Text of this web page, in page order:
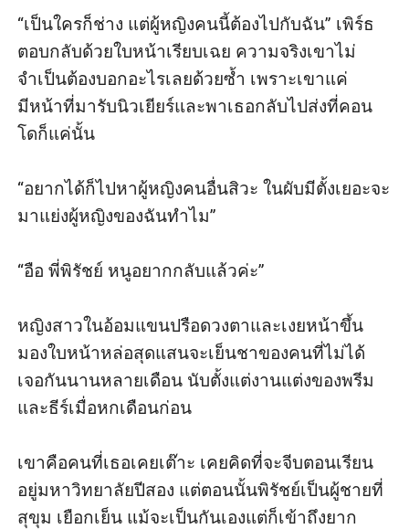
“เป็นใครก็ช่าง แต่ผู้หญิงคนนี้ต้องไปกับฉัน” เพิร์ธ
ตอบกลับด้วยใบหน้าเรียบเฉย ความจริงเขาไม่
จำเป็นต้องบอกอะไรเลยด้วยซ้ำ เพราะเขาแค่
มีหน้าที่มารับนิวเยียร์และพาเธอกลับไปส่งที่คอน
โดก็แค่นั้น
“อยากได้ก็ไปหาผู้หญิงคนอื่นสิวะ ในผับมีตั้งเยอะจะ
มาแย่งผู้หญิงของฉันทำไม”
“อือ พี่พิรัชย์ หนูอยากกลับแล้วค่ะ”
หญิงสาวในอ้อมแขนปรือดวงตาและเงยหน้าขึ้น
มองใบหน้าหล่อสุดแสนจะเย็นชาของคนที่ไม่ได้
เจอกันนานหลายเดือน นับตั้งแต่งานแต่งของพรีม
และธีร์เมื่อหกเดือนก่อน
เขาคือคนที่เธอเคยเต๊าะ เคยคิดที่จะจีบตอนเรียน
อยู่มหาวิทยาลัยปีสอง แต่ตอนนั้นพิรัชย์เป็นผู้ชายที่
สุุขุม เยือกเย็น แม้จะเป็นกันเองแต่ก็เข้าถึงยาก